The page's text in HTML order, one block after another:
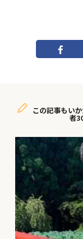
この記事もい
者